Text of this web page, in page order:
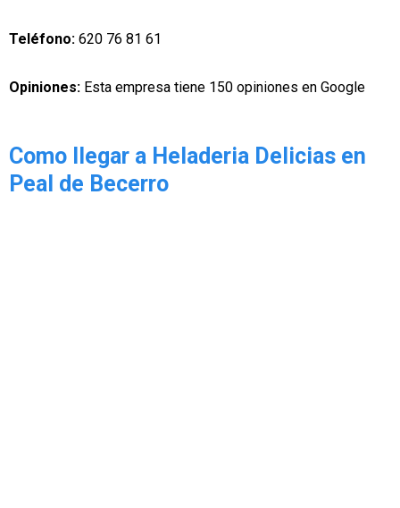
Teléfono: 620 76 81 61
Opiniones: Esta empresa tiene 150 opiniones en Google
Como llegar a Heladeria Delicias en
Peal de Becerro